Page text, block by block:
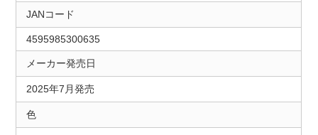
JANコード
4595985300635
メーカー発売日
2025年7月発売
色